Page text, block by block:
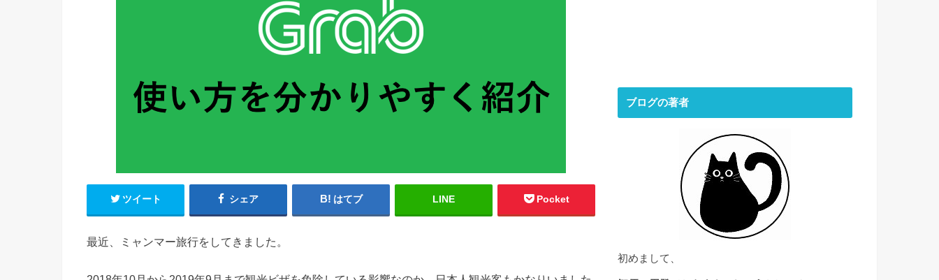
ツイート シェア はてブ LINE Pocket
最近、ミャンマー旅行をしてきました。
ブログの著者
初めまして、